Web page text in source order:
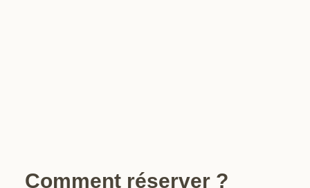
Comment réserver ?